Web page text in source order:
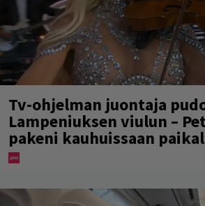
Tv-ohjelman juontaja
Lampeniuksen viulun –
pakeni kauhuissaan